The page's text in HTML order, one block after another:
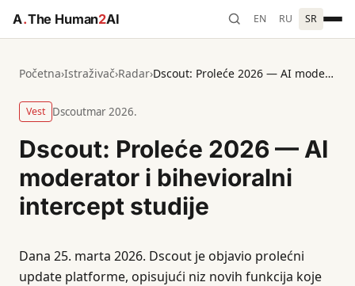
A.The Human2AI EN RU SR
Početna›Istraživač›Radar› Dscout: Proleće 2026 — AI moderator i bihevioralni intercept studije
Vest Dscoutmar 2026.
Dscout: Proleće 2026 — AI
moderator i bihevioralni
intercept studije
Dana 25. marta 2026. Dscout je objavio prolećni
update platforme, opisujući niz novih funkcija koje